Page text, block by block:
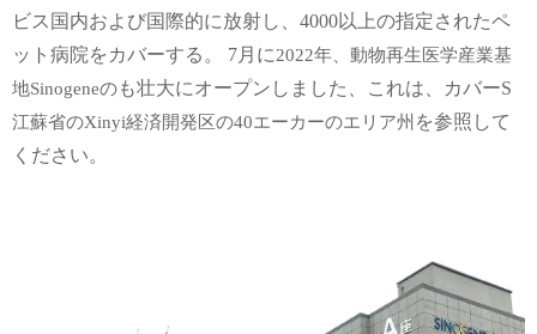
ビス 国内および国際的に放射し、 4000以上の指定されたペ
ット病院をカバーする。 7月に2022年、動物再生 医学産業基
地Sinogeneのも壮大にオープンしました、 これは、 カバーS
江蘇省のXinyi経済開発区の40エーカーのエリア州 を参照して
ください。